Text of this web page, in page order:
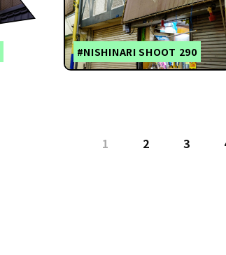
#NISHINARI SHOOT 290
1 2 3